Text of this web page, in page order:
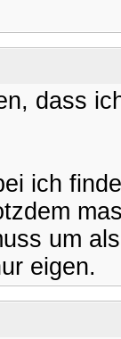
dass
ich
um
eigen.